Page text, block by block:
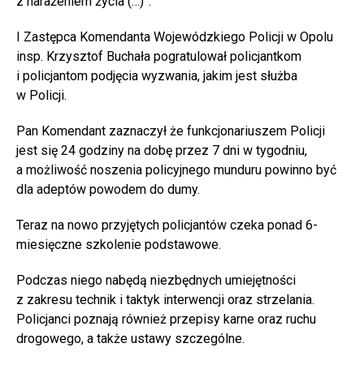
I Zastępca Komendanta Wojewódzkiego Policji w Opolu
insp. Krzysztof Buchała pogratulował policjantkom
i policjantom podjęcia wyzwania, jakim jest służba
w Policji.
Pan Komendant zaznaczył że funkcjonariuszem Policji
jest się 24 godziny na dobę przez 7 dni w tygodniu,
a możliwość noszenia policyjnego munduru powinno być
dla adeptów powodem do dumy.
Teraz na nowo przyjętych policjantów czeka ponad 6-
miesięczne szkolenie podstawowe.
Podczas niego nabędą niezbędnych umiejętności
z zakresu technik i taktyk interwencji oraz strzelania.
Policjanci poznają również przepisy karne oraz ruchu
drogowego, a także ustawy szczególne.